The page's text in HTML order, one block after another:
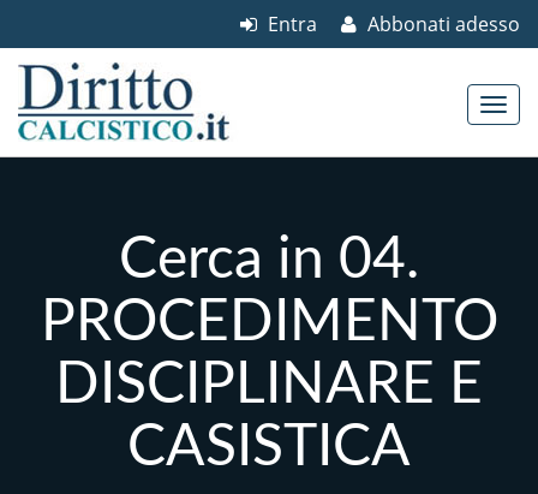
Abbonati adesso
Entra
Cerca in 04.
PROCEDIMENTO
DISCIPLINARE E
CASISTICA